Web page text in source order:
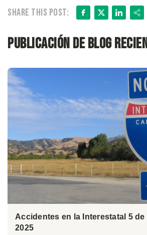
Share this post: Facebook
X
Publicación de blog
Accidentes en la Interestatal 5
2025